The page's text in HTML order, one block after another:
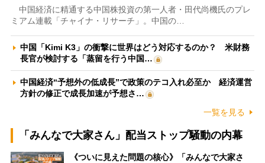
中国経済に精通する中国株投資の第一人者・田代尚機氏のプレ
ミアム連載「チャイナ・リサーチ」。中国の…
中国「Kimi K3」の衝撃に世界はどう対応するのか？ 米財務
長官が検討する「蒸留を行う中国…
中国経済“予想外の低成長”で政策のテコ入れ必至か 経済運営
方針の修正で成長加速が予想さ…
一覧を見る
「みんなで大家さん」配当ストップ騒動の内幕
《ついに見えた問題の核心》「みんなで大家さ